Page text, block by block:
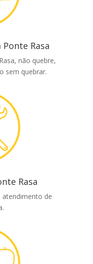
Ponte Rasa
não quebre,
sem quebrar.
Rasa
atendimento de